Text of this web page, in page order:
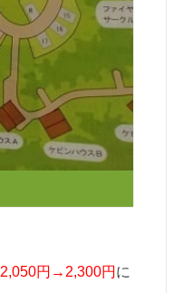
2,050円→2,300円 に